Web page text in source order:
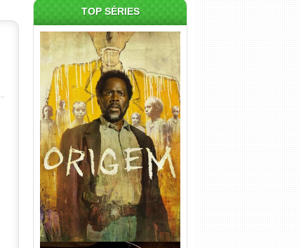
TOP SÉRIES
Origem 4ª Temporada Torrent
(2026) WEB-DL 1080p/4K
Dual Áudio